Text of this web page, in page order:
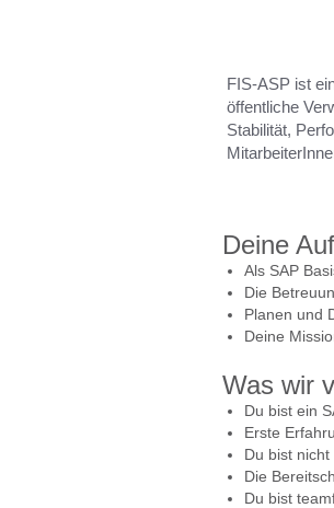
FIS-ASP ist
öffentliche
Stabilität,
Deine
Als SAP
Die
Planen und
Deine
Was wir
Du bist ein
Erste
Du bist
Die
Du bist